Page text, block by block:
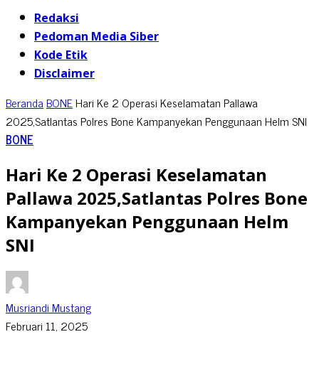
Redaksi
Pedoman Media Siber
Kode Etik
Disclaimer
BerandaBONEHari Ke 2 Operasi Keselamatan Pallawa
2025,Satlantas Polres Bone Kampanyekan Penggunaan Helm SNI
BONE
Hari Ke 2 Operasi Keselamatan
Pallawa 2025,Satlantas Polres Bone
Kampanyekan Penggunaan Helm
SNI
Musriandi Mustang
Februari 11, 2025